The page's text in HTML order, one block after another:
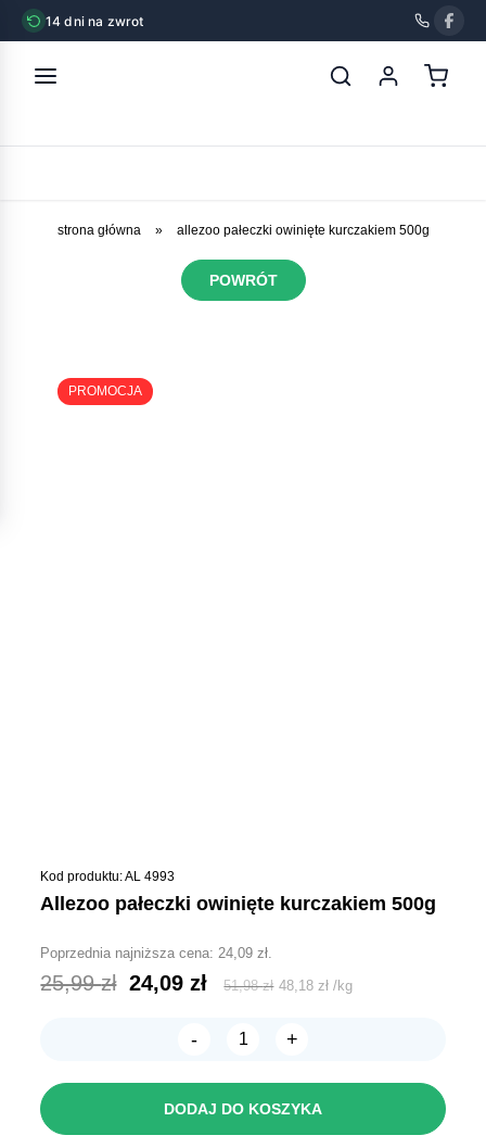
14 dni na zwrot
strona główna » allezoo pałeczki owinięte kurczakiem 500g
POWRÓT
PROMOCJA
Kod produktu: AL 4993
allezoo pałeczki owinięte kurczakiem 500g
Poprzednia najniższa cena:24,09zł.
25,99zł Pierwotna
wynosiła:
25,99 zł.
24,09złAktualna
wynosi:
24,09 zł.
51,98zł 48,18zł /kg
-
ilość
Kurczakiem
+
DODAJ DO KOSZYKA